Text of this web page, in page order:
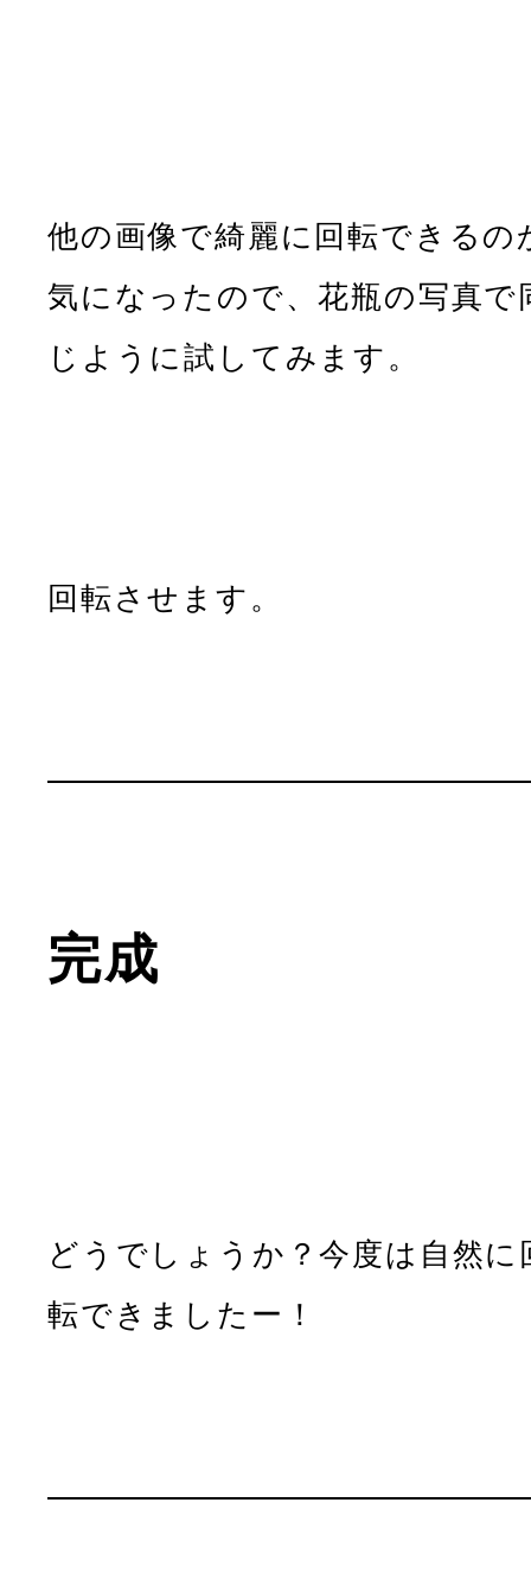
他の画像で綺麗に回転できるの
気になったので、花瓶の写真で
じように試してみます。
回転させます。
完成
どうでしょうか？今度は自然に
転できましたー！